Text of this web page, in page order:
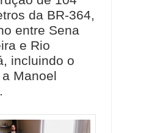
da BR-364,
entre Sena
e Rio
incluindo o
Manoel